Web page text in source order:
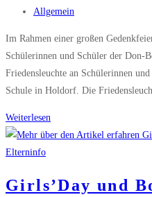
veröffentlicht:
Beitrags-
Allgemein
Im Rahmen einer großen
Schülerinnen und Schüler der Don-
Friedensleuchte an Schülerinnen
Schule in Holdorf. Die
Weiterlesen
und
Friedensleuchte
Girls’Day und